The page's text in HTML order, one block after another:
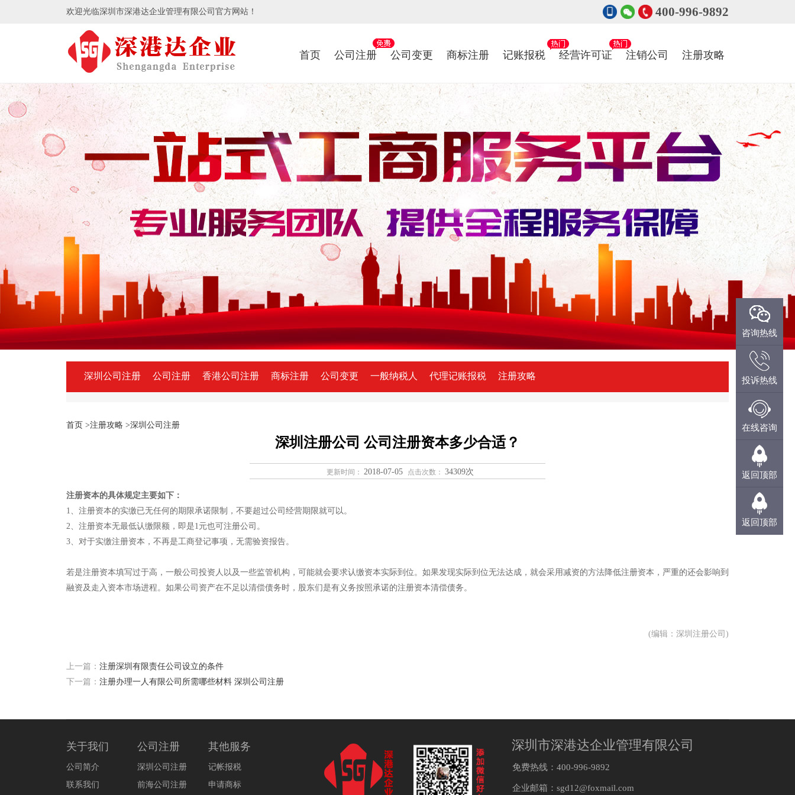
欢迎光临深圳市深港达企业管理有限公司官方网站！ 400-996-9892
首页 公司注册 公司变更 商标注册 记账报税 经营许可证 注销公司 注册攻略
深圳公司注册 公司注册 香港公司注册 商标注册 公司变更 一般纳税人 代理记账报税 注册攻略
首页 >注册攻略 >深圳公司注册
深圳注册公司 公司注册资本多少合适？
更新时间： 2018-07-05 点击次数： 34309次
注册资本的具体规定主要如下：
1、注册资本的实缴已无任何的期限承诺限制，不要超过公司经营期限就可以。
2、注册资本无最低认缴限额，即是1元也可注册公司。
3、对于实缴注册资本，不再是工商登记事项，无需验资报告。
若是注册资本填写过于高，一般公司投资人以及一些监管机构，可能就会要求认缴资本实际到位。如果发现实际到位无法达成，就会采用减资的方法降低注册资本，严重的还会影响到
融资及走入资本市场进程。如果公司资产在不足以清偿债务时，股东们是有义务按照承诺的注册资本清偿债务。
(编辑：深圳注册公司)
上一篇： 注册深圳有限责任公司设立的条件
下一篇： 注册办理一人有限公司所需哪些材料 深圳公司注册
关于我们
公司简介
联系我们
公司注册
深圳公司注册
前海公司注册
其他服务
记帐报税
申请商标
深圳市深港达企业管理有限公司
免费热线：400-996-9892
企业邮箱： sgd12@foxmail.com
微信咨询
QQ咨询
投诉热线
在线咨询
返回顶部
咨询热线
投诉热线
在线咨询
返回顶部